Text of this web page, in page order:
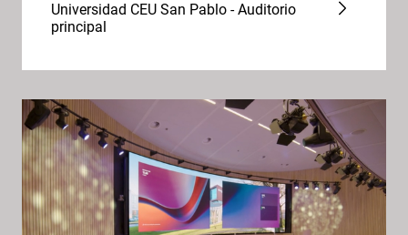
Universidad CEU San Pablo - Auditorio
principal